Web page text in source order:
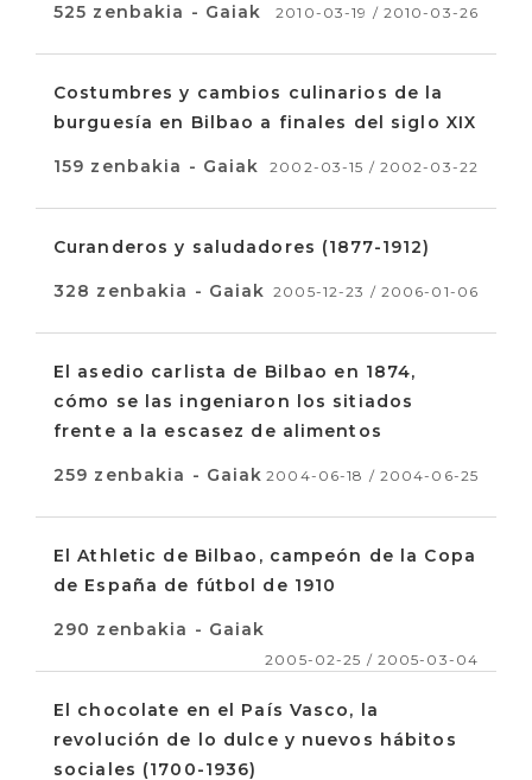
525 zenbakia - Gaiak 2010-03-19 / 2010-03-26
Costumbres y cambios culinarios de la
burguesía en Bilbao a finales del siglo XIX
159 zenbakia - Gaiak 2002-03-15 / 2002-03-22
Curanderos y saludadores (1877-1912)
328 zenbakia - Gaiak 2005-12-23 / 2006-01-06
El asedio carlista de Bilbao en 1874,
cómo se las ingeniaron los sitiados
frente a la escasez de alimentos
259 zenbakia - Gaiak 2004-06-18 / 2004-06-25
El Athletic de Bilbao, campeón de la Copa
de España de fútbol de 1910
290 zenbakia - Gaiak
2005-02-25 / 2005-03-04
El chocolate en el País Vasco, la
revolución de lo dulce y nuevos hábitos
sociales (1700-1936)